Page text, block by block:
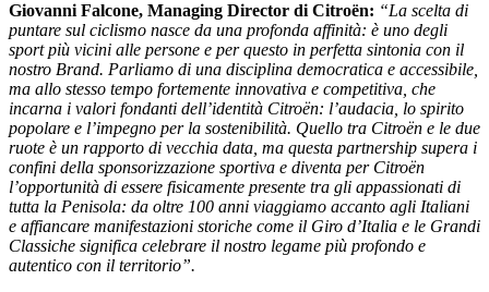
Giovanni Falcone, Managing Director di Citroën: “La scelta di
puntare sul ciclismo nasce da una profonda affinità: è uno degli
sport più vicini alle persone e per questo in perfetta sintonia con il
nostro Brand. Parliamo di una disciplina democratica e accessibile,
ma allo stesso tempo fortemente innovativa e competitiva, che
incarna i valori fondanti dell’identità Citroën: l’audacia, lo spirito
popolare e l’impegno per la sostenibilità. Quello tra Citroën e le due
ruote è un rapporto di vecchia data, ma questa partnership supera i
confini della sponsorizzazione sportiva e diventa per Citroën
l’opportunità di essere fisicamente presente tra gli appassionati di
tutta la Penisola: da oltre 100 anni viaggiamo accanto agli Italiani
e affiancare manifestazioni storiche come il Giro d’Italia e le Grandi
Classiche significa celebrare il nostro legame più profondo e
autentico con il territorio”.